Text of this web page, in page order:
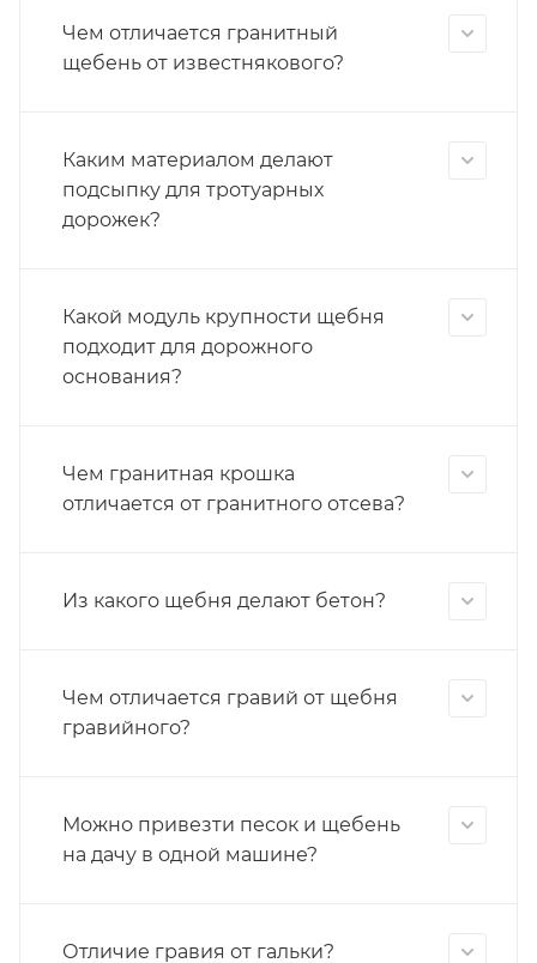
Чем отличается гранитный
щебень от известнякового?
Каким материалом делают
подсыпку для тротуарных
дорожек?
Какой модуль крупности щебня
подходит для дорожного
основания?
Чем гранитная крошка
отличается от гранитного отсева?
Из какого щебня делают бетон?
Чем отличается гравий от щебня
гравийного?
Можно привезти песок и щебень
на дачу в одной машине?
Отличие гравия от гальки?